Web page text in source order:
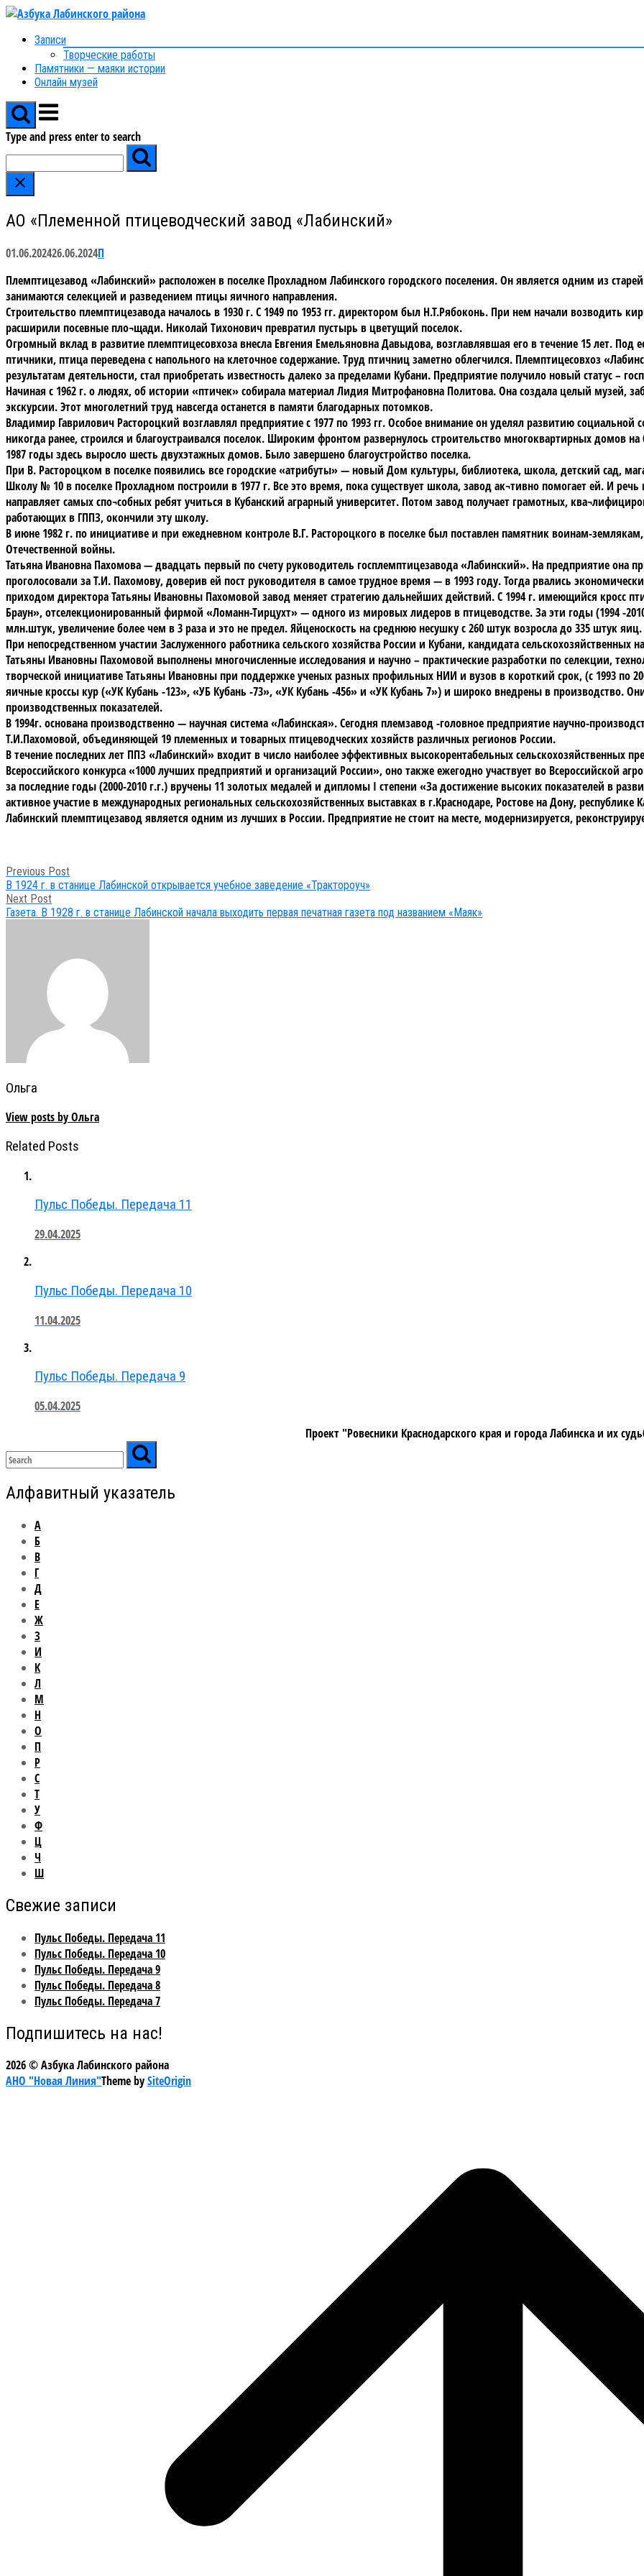
Skip
contentЗаписи
Творческие работы
Памятники — маяки истории
Онлайн музей
Menu
Type and press enter to search
АО «Племенной птицеводческий завод «Лабинский»
01.06.202426.06.2024П
Племптицезавод «Лабинский» расположен в поселке Прохладном Лабинского городского поселения. Он является одним из
занимаются селекцией и разведением птицы яичного направления.
Строительство племптицезавода началось в 1930 г. С 1949 по 1953 гг. директором был Н.Т.Рябоконь. При нем начали возводить
расширили посевные пло¬щади. Николай Тихонович превратил пустырь в цветущий поселок.
Огромный вклад в развитие племптицесовхоза внесла Евгения Емельяновна Давыдова, возглавлявшая его в течение 15 лет.
птичники, птица переведена с напольного на клеточное содержание. Труд птичниц заметно облегчился. Племптицесовхоз
результатам деятельности, стал приобретать известность далеко за пределами Кубани. Предприятие получило новый статус –
Начиная с 1962 г. о людях, об истории «птичек» собирала материал Лидия Митрофановна Политова. Она создала целый музей,
экскурсии. Этот многолетний труд навсегда останется в памяти благодарных потомков.
Владимир Гаврилович Растороцкий возглавлял предприятие с 1977 по 1993 гг. Особое внимание он уделял развитию
никогда ранее, строился и благоустраивался поселок. Широким фронтом развернулось строительство многоквартирных домов
1987 годы здесь выросло шесть двухэтажных домов. Было завершено благоустройство поселка.
При В. Растороцком в поселке появились все городские «атрибуты» — новый Дом культуры, библиотека, школа, детский сад,
Школу № 10 в поселке Прохладном построили в 1977 г. Все это время, пока существует школа, завод ак¬тивно помогает ей. И
направляет самых спо¬собных ребят учиться в Кубанский аграрный университет. Потом завод получает грамотных,
работающих в ГППЗ, окончили эту школу.
В июне 1982 г. по инициативе и при ежедневном контроле В.Г. Растороцкого в поселке был поставлен памятник воинам-
Отечественной войны.
Татьяна Ивановна Пахомова — двадцать первый по счету руководитель госплемптицезавода «Лабинский». На предприятие
проголосовали за Т.И. Пахомову, доверив ей пост руководителя в самое трудное время — в 1993 году. Тогда рвались
приходом директора Татьяны Ивановны Пахомовой завод меняет стратегию дальнейших действий. С 1994 г. имеющийся кросс
Браун», отселекционированный фирмой «Ломанн-Тирцухт» — одного из мировых лидеров в птицеводстве. За эти годы (1994 -
млн.штук, увеличение более чем в 3 раза и это не предел. Яйценоскость на среднюю несушку с 260 штук возросла до 335 штук яиц.
При непосредственном участии Заслуженного работника сельского хозяйства России и Кубани, кандидата
Татьяны Ивановны Пахомовой выполнены многочисленные исследования и научно – практические разработки по селекции,
творческой инициативе Татьяны Ивановны при поддержке ученых разных профильных НИИ и вузов в короткий срок, (с 1993 по
яичные кроссы кур («УК Кубань -123», «УБ Кубань -73», «УК Кубань -456» и «УК Кубань 7») и широко внедрены в производство.
производственных показателей.
В 1994г. основана производственно — научная система «Лабинская». Сегодня племзавод -головное предприятие научно-
Т.И.Пахомовой, объединяющей 19 племенных и товарных птицеводческих хозяйств различных регионов России.
В течение последних лет ППЗ «Лабинский» входит в число наиболее эффективных высокорентабельных сельскохозяйственных
Всероссийского конкурса «1000 лучших предприятий и организаций России», оно также ежегодно участвует во Всероссийской
за последние годы (2000-2010 г.г.) вручены 11 золотых медалей и дипломы I степени «За достижение высоких показателей в
активное участие в международных региональных сельскохозяйственных выставках в г.Краснодаре, Ростове на Дону, республике
Лабинский племптицезавод является одним из лучших в России. Предприятие не стоит на месте, модернизируется,
Post
navigation
Previous Post
В 1924 г. в станице Лабинской открывается учебное заведение «Трактороуч»
Next Post
Газета. В 1928 г. в станице Лабинской начала выходить первая печатная газета под названием «Маяк»
Ольга
View posts by Ольга
Related Posts
Пульс Победы. Передача 11
29.04.2025
Пульс Победы. Передача 10
11.04.2025
Пульс Победы. Передача 9
05.04.2025
Проект "Ровесники Краснодарского края и города Лабинска и их
Алфавитный указатель
А
Б
В
Г
Д
Е
Ж
З
И
К
Л
М
Н
О
П
Р
С
Т
У
Ф
Ц
Ч
Ш
Свежие записи
Пульс Победы. Передача 11
Пульс Победы. Передача 10
Пульс Победы. Передача 9
Пульс Победы. Передача 8
Пульс Победы. Передача 7
Подпишитесь на нас!
2026 © Азбука Лабинского района
АНО "Новая Линия"Theme bySiteOrigin